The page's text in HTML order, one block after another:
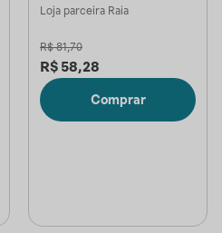
Loja parceira Raia
R$ 81,70
R$ 58,28
Comprar